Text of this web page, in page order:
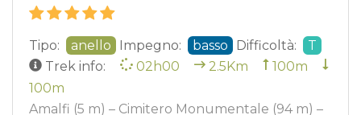
Tipo: anello Impegno: basso Difficoltà:
T
Trek info:
02h00 2.5Km
100m
100m
Amalfi (5 m) – Cimitero Monumentale (94 m) –